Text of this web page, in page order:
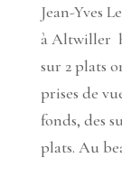
Jean-Yves
à Altwiller
sur 2 plats
prises de
fonds, des
plats. Au